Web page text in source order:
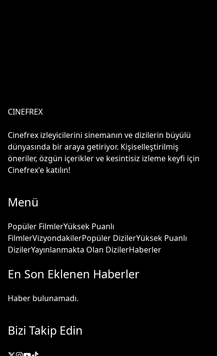
CINEFREX
Cinefrex izleyicilerini sinemanın ve dizilerin büyülü
dünyasında bir araya getiriyor. Kişiselleştirilmiş
öneriler, özgün içerikler ve kesintisiz izleme keyfi için
Cinefrex'e katılın!
Menü
Popüler FilmlerYüksek Puanlı
FilmlerVizyondakilerPopüler DizilerYüksek Puanlı
DizilerYayınlanmakta Olan DizilerHaberler
En Son Eklenen Haberler
Haber bulunamadı.
Bizi Takip Edin